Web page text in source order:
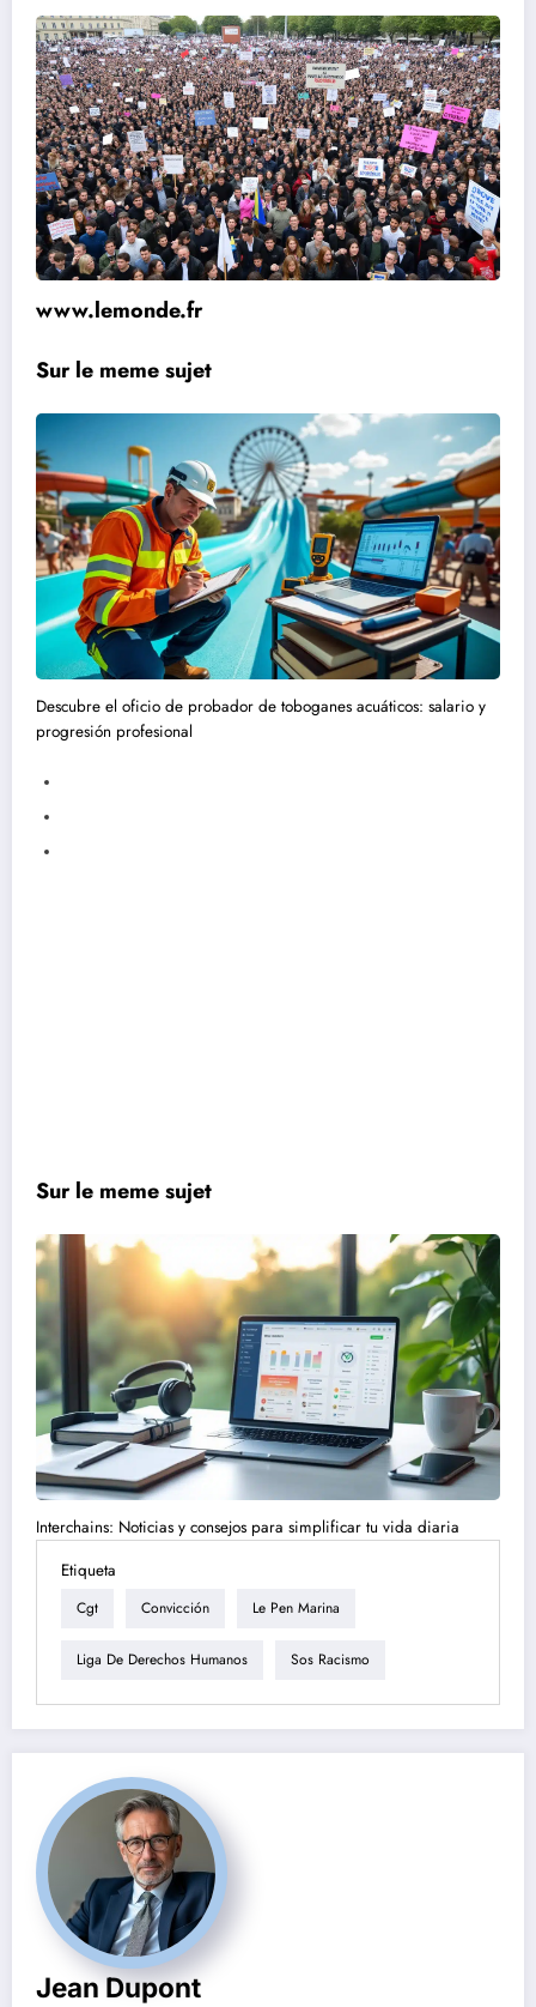
www.lemonde.fr
Sur le meme sujet
Descubre el oficio de probador de toboganes acuáticos: salario y
progresión profesional
Sur le meme sujet
Interchains: Noticias y consejos para simplificar tu vida diaria
Etiqueta
Cgt Convicción Le Pen Marina
Liga De Derechos Humanos Sos Racismo
Jean Dupont